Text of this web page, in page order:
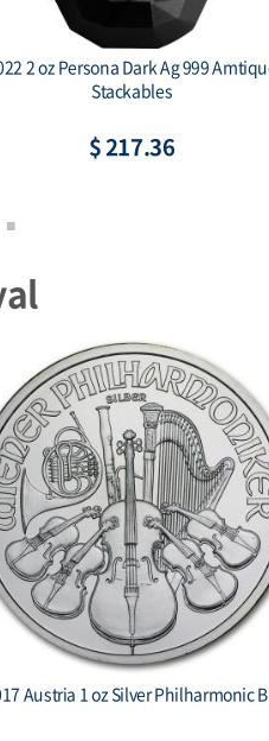
2 oz Persona Dark Ag 999
Stackables
$ 217.36
Austria 1 oz Silver Philharmonic